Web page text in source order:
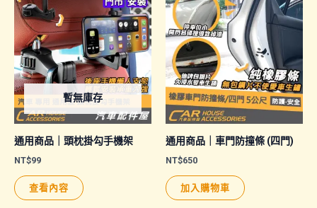
種
款
式。
可
在
品
選
多
種
款
式。
可
在
產
品
面
選
暫無庫存
通用商品｜頭枕掛勾手機架
NT$99
查看內容
通用商品｜車門防撞條 (四門)
NT$650
加入購物車